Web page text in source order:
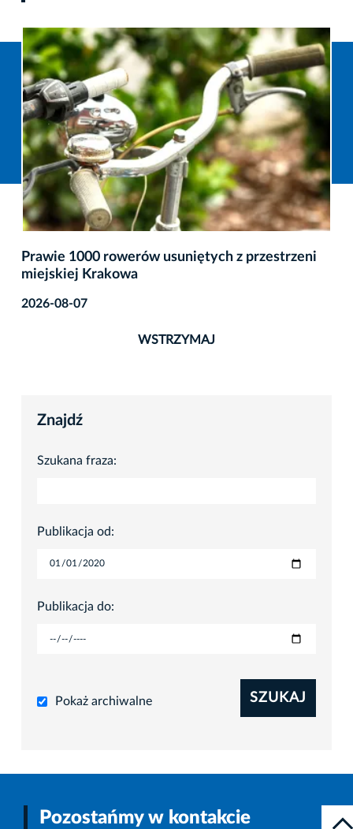
Prawie 1000 rowerów usuniętych z przestrzeni
miejskiej Krakowa
2026-08-07
WSTRZYMAJ
Znajdź
Szukana fraza:
Publikacja od:
Publikacja do:
Pokaż archiwalne SZUKAJ
Pozostańmy w kontakcie